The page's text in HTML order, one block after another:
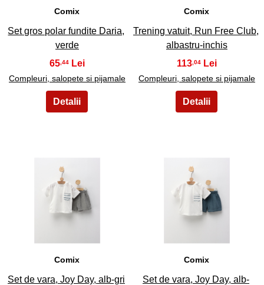
Comix
Set gros polar fundite Daria,
verde
65,44
Compleuri, salopete si pijamale
Comix
Trening vatuit, Run Free Club,
albastru-inchis
113 ,04
Compleuri, salopete si pijamale
49
Comix
Set de vara, Joy Day, alb-gri
Comix
Set de vara, Joy Day, alb-